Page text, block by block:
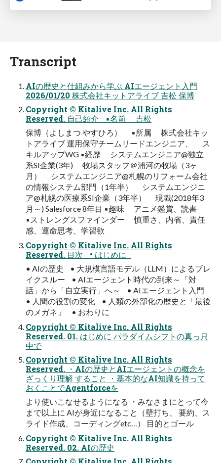
Transcript
AIの歴史と仕組みから学ぶ AIエージェント入門
2026/01/20 株式会社キットアライブ 吉松 保博
Copyright © Kitalive Inc. All Rights
Reserved. 自己紹介 ▪名前 吉松
保博（よしまつ やすひろ） ▪所属 株式会社キッ
トアライブ 運用保守チームリードエンジニア、 ス
キルアップWG ▪経歴 システムエンジニア@独立
系SI企業(3年) 牧場スタッフ＠浦河の牧場（3ヶ
月） システムエンジニア@札幌のリフォーム会社
の情報システム部門（1年半） システムエンジニ
ア@札幌の医療系SI企業（3年半） 現職(2018年3
月～) Salesforce 8年目 ▪趣味 アニメ鑑賞、読書
▪ストレングスファインダー 慎重さ、内省、責任
感、運命思考、学習欲
Copyright © Kitalive Inc. All Rights
Reserved. 目次 • はじめに
• AIの歴史 • 大規模言語モデル（LLM）によるブレ
イクスルー • AIエージェント時代の到来～「対
話」から「自立実行」へ～ • AIエージェント入門
• 人間の役割の変化 • 人類の外部化の歴史と「最後
のメガネ」 • おわりに
Copyright © Kitalive Inc. All Rights
Reserved. 01. はじめに パラダイムシフトの真っ只
中で
Copyright © Kitalive Inc. All Rights
Reserved. ・AIの歴史とAIエージェントの概念を
ざっくり理解 すること ・基本的なAI知識を持って
おくことでAgentforceを
より使いこなせるようになる ・みなさまにとって今
まで以上に AIが身近になること（壁打ち、 要約、ス
ライド作成、コーディングetc…） 目的とゴール
Copyright © Kitalive Inc. All Rights
Reserved. 02. AIの歴史